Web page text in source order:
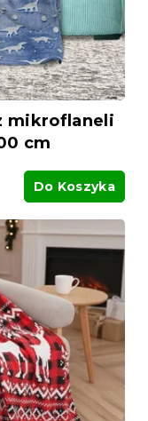
mikroflaneli
cm
Do Koszyka